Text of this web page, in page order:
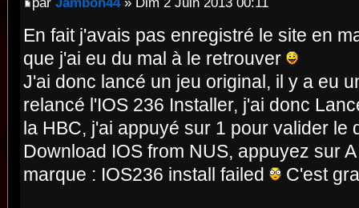
En fait j'avais pas enregistré le site en
que j'ai eu du mal à le retrouver
J'ai donc lancé un jeu original, il y a eu
relancé l'IOS 236 Installer, j'ai donc
la HBC, j'ai appuyé sur 1 pour valider le
Download IOS from NUS, appuyez sur
marque : IOS236 install failed
C'est